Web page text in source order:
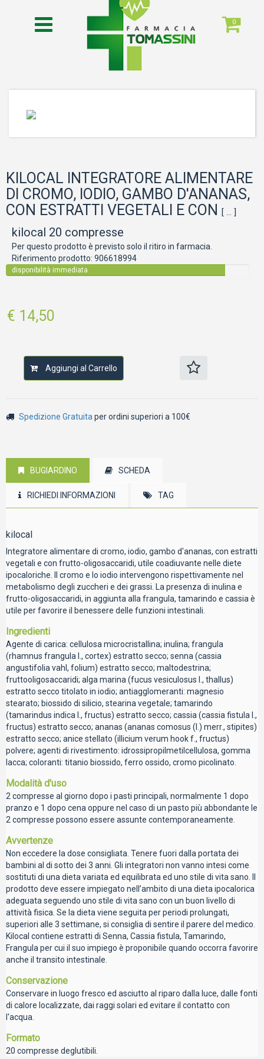
0
KILOCAL INTEGRATORE ALIMENTARE
DI CROMO, IODIO, GAMBO D'ANANAS,
CON ESTRATTI VEGETALI E CON
[ ... ]
kilocal 20 compresse
Per questo prodotto è previsto solo il ritiro in farmacia.
Riferimento prodotto: 906618994
disponibilità immediata
€ 14,50
Aggiungi al Carrello
Spedizione Gratuitaper ordini superiori a 100€
BUGIARDINO SCHEDA
RICHIEDI INFORMAZIONI TAG
kilocal
Integratore alimentare di cromo, iodio, gambo d'ananas, con estratti
vegetali e con frutto-oligosaccaridi, utile coadiuvante nelle diete
ipocaloriche. Il cromo e lo iodio intervengono rispettivamente nel
metabolismo degli zuccheri e dei grassi. La presenza di inulina e
frutto-oligosaccaridi, in aggiunta alla frangula, tamarindo e cassia è
utile per favorire il benessere delle funzioni intestinali.
Ingredienti
Agente di carica: cellulosa microcristallina; inulina; frangula
(rhamnus frangula l., cortex) estratto secco; senna (cassia
angustifolia vahl, folium) estratto secco; maltodestrina;
fruttooligosaccaridi; alga marina (fucus vesiculosus l., thallus)
estratto secco titolato in iodio; antiagglomeranti: magnesio
stearato; biossido di silicio, stearina vegetale; tamarindo
(tamarindus indica l., fructus) estratto secco; cassia (cassia fistula l.,
fructus) estratto secco; ananas (ananas comosus (l.) merr., stipites)
estratto secco; anice stellato (illicium verum hook f., fructus)
polvere; agenti di rivestimento: idrossipropilmetilcellulosa, gomma
lacca; coloranti: titanio biossido, ferro ossido, cromo picolinato.
Modalità d'uso
2 compresse al giorno dopo i pasti principali, normalmente 1 dopo
pranzo e 1 dopo cena oppure nel caso di un pasto più abbondante le
2 compresse possono essere assunte contemporaneamente.
Avvertenze
Non eccedere la dose consigliata. Tenere fuori dalla portata dei
bambini al di sotto dei 3 anni. Gli integratori non vanno intesi come
sostituti di una dieta variata ed equilibrata ed uno stile di vita sano. Il
prodotto deve essere impiegato nell’ambito di una dieta ipocalorica
adeguata seguendo uno stile di vita sano con un buon livello di
attività fisica. Se la dieta viene seguita per periodi prolungati,
superiori alle 3 settimane, si consiglia di sentire il parere del medico.
Kilocal contiene estratti di Senna, Cassia fistula, Tamarindo,
Frangula per cui il suo impiego è proponibile quando occorra favorire
anche il transito intestinale.
Conservazione
Conservare in luogo fresco ed asciutto al riparo dalla luce, dalle fonti
di calore localizzate, dai raggi solari ed evitare il contatto con
l'acqua.
Formato
20 compresse deglutibili.